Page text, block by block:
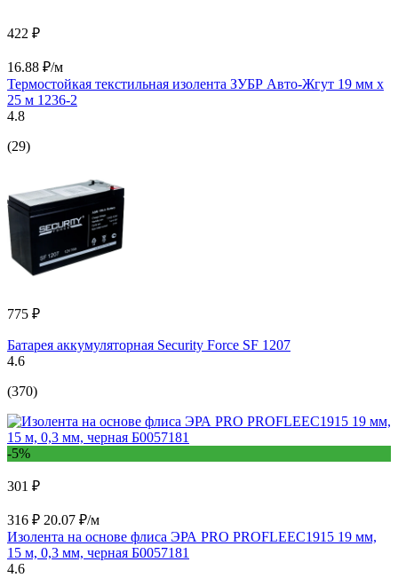
422 ₽
16.88 ₽/м
Термостойкая текстильная изолента ЗУБР Авто-Жгут 19 мм х
25 м 1236-2
4.8
(29)
775 ₽
Батарея аккумуляторная Security Force SF 1207
4.6
(370)
-5%
301 ₽
316 ₽ 20.07 ₽/м
Изолента на основе флиса ЭРА PRO PROFLEEC1915 19 мм,
15 м, 0,3 мм, черная Б0057181
4.6